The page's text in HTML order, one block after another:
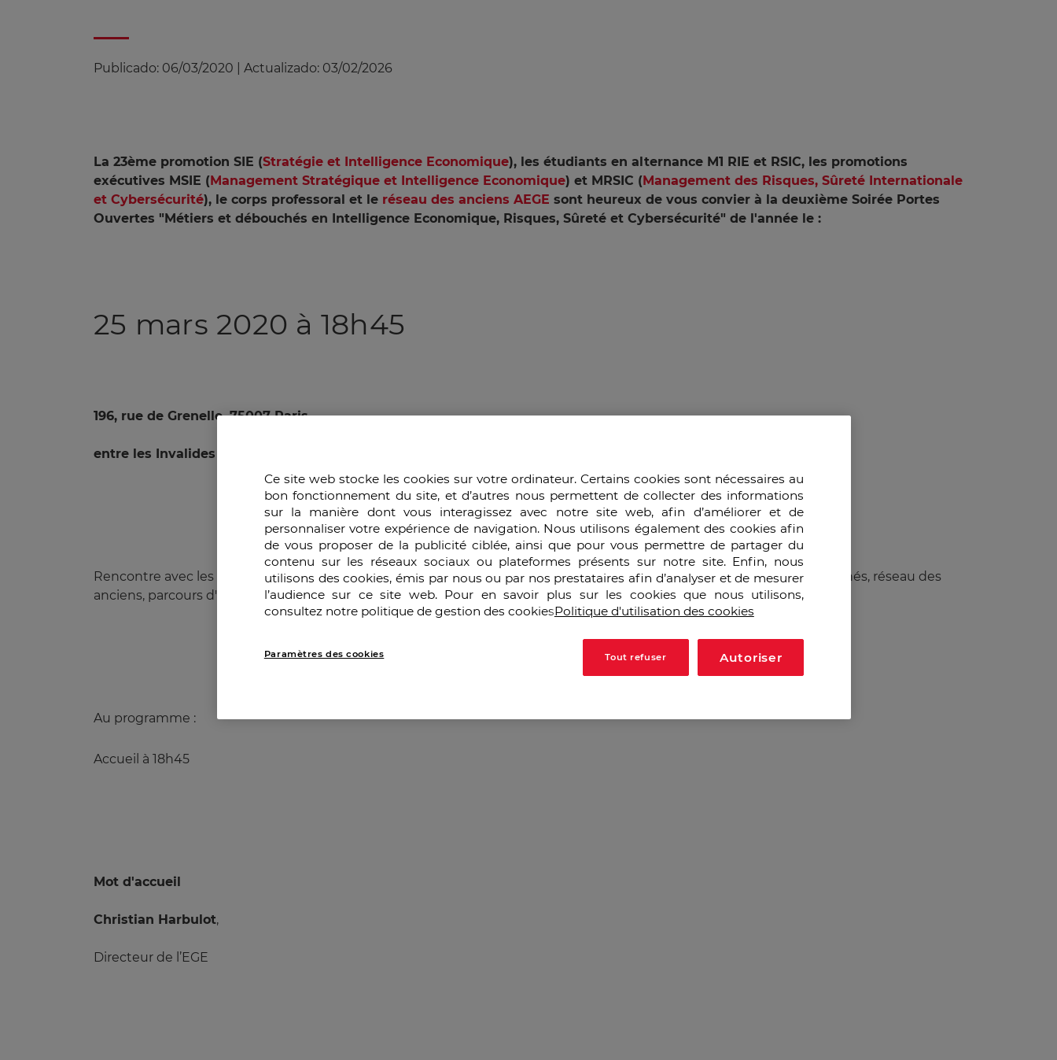
Publicado: 06/03/2020 Actualizado: 03/02/2026
La 23ème promotion SIE (Stratégie et Intelligence Economique), les étudiants en alternance M1 RIE et RSIC, les promotions
exécutives MSIE (Management Stratégique et Intelligence Economique) et MRSIC (Management des Risques, Sûreté Internationale
et Cybersécurité), le corps professoral et le réseau des anciens AEGE sont heureux de vous convier à la deuxième Soirée Portes
Ouvertes "Métiers et débouchés en Intelligence Economique, Risques, Sûreté et Cybersécurité" de l'année le :
25 mars 2020 à 18h45
196, rue de Grenelle, 75007 Paris
entre les Invalides et l'Ecole Militaire
Rencontre avec les étudiants, rencontre avec la direction de l’école, présentation des spécialisations, métiers et débouchés, réseau des
anciens, parcours d'une promotion entière…
Au programme :
Accueil à 18h45
Mot d'accueil
Christian Harbulot,
Directeur de l’EGE
Ce site web stocke les cookies sur votre ordinateur. Certains cookies sont nécessaires au
bon fonctionnement du site, et d’autres nous permettent de collecter des informations
sur la manière dont vous interagissez avec notre site web, afin d’améliorer et de
personnaliser votre expérience de navigation. Nous utilisons également des cookies afin
de vous proposer de la publicité ciblée, ainsi que pour vous permettre de partager du
contenu sur les réseaux sociaux ou plateformes présents sur notre site. Enfin, nous
utilisons des cookies, émis par nous ou par nos prestataires afin d’analyser et de mesurer
l’audience sur ce site web. Pour en savoir plus sur les cookies que nous utilisons,
consultez notre politique de gestion des cookiesPolitique d'utilisation des cookies
Paramètres des cookies Tout refuser Autoriser